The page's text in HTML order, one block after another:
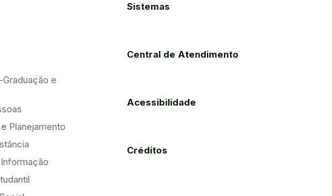
e
Planejamento
Sistemas
Central de Atendimento
Acessibilidade
Créditos